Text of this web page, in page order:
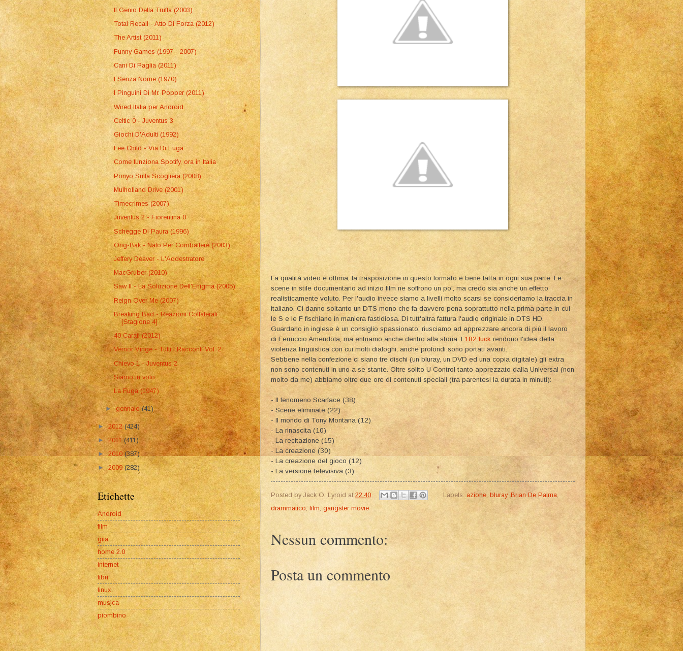
La qualità video è ottima, la trasposizione in questo formato è bene fatta in ogni sua parte. Le
scene in stile documentario ad inizio film ne soffrono un po', ma credo sia anche un effetto
realisticamente voluto. Per l'audio invece siamo a livelli molto scarsi se consideriamo la traccia in
italiano. Ci danno soltanto un DTS mono che fa davvero pena soprattutto nella prima parte in cui
le S e le F fischiano in maniera fastidiosa. Di tutt'altra fattura l'audio originale in DTS HD.
Guardarlo in inglese è un consiglio spassionato: riusciamo ad apprezzare ancora di più il lavoro
di Ferruccio Amendola, ma entriamo anche dentro alla storia. I 182 fuck rendono l'idea della
violenza linguistica con cui molti dialoghi, anche profondi sono portati avanti.
Sebbene nella confezione ci siano tre dischi (un bluray, un DVD ed una copia digitale) gli extra
non sono contenuti in uno a se stante. Oltre solito U Control tanto apprezzato dalla Universal (non
molto da me) abbiamo oltre due ore di contenuti speciali (tra parentesi la durata in minuti):
- Il fenomeno Scarface (38)
- Scene eliminate (22)
- Il mondo di Tony Montana (12)
- La rinascita (10)
- La recitazione (15)
- La creazione (30)
- La creazione del gioco (12)
- La versione televisiva (3)
Posted by Jack O. Lyroid at 22:40 Labels: azione, bluray,Brian De Palma
drammatico,film, gangster movie
Nessun commento:
Posta un commento
Il Genio Della Truffa (2003)
Total Recall - Atto Di Forza (2012)
The Artist (2011)
Funny Games (1997 - 2007)
Cani Di Paglia (2011)
I Senza Nome (1970)
I Pinguini Di Mr. Popper (2011)
Wired Italia per Android
Celtic 0 - Juventus 3
Giochi D'Adulti (1992)
Lee Child - Via Di Fuga
Come funziona Spotify, ora in Italia
Ponyo Sulla Scogliera (2008)
Mulholland Drive (2001)
Timecrimes (2007)
Juventus 2 - Fiorentina 0
Schegge Di Paura (1996)
Ong-Bak - Nato Per Combattere (2003)
Jeffery Deaver - L'Addestratore
MacGruber (2010)
Saw II - La Soluzione Dell'Enigma (2005)
Reign Over Me (2007)
Breaking Bad - Reazioni Collaterali
[Stagione 4]
40 Carati (2012)
Vernor Vinge - Tutti I Racconti Vol. 2
Chievo 1 - Juventus 2
Siamo in volo
La Fuga (1947)
►gennaio(41)
►2012(424)
►2011(411)
►2010(387)
►2009(282)
Etichette
Android
film
gita
home 2.0
internet
libri
linux
musica
piombino